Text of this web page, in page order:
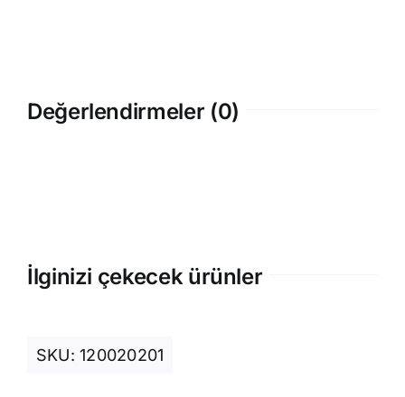
Değerlendirmeler (0)
İlginizi çekecek ürünler
SKU:120020201